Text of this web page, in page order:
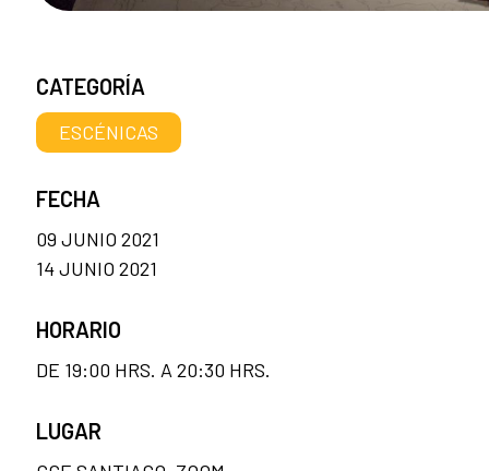
CATEGORÍA
ESCÉNICAS
FECHA
09 JUNIO 2021
14 JUNIO 2021
HORARIO
DE 19:00 HRS. A 20:30 HRS.
LUGAR